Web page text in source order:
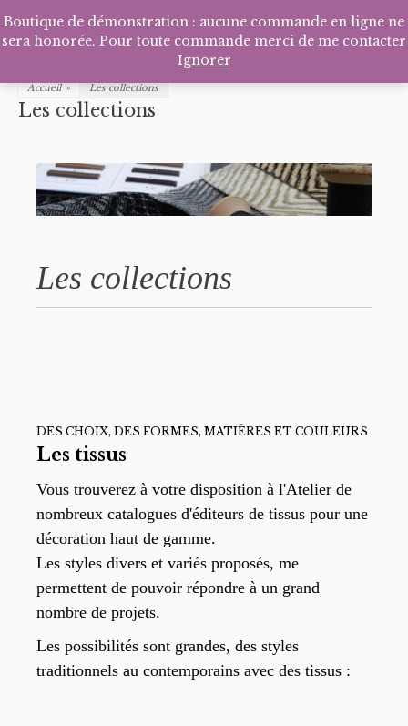
Facebook
Pinterest
Tél
Accueil » Les collections
Les collections
Les collections
DES CHOIX, DES FORMES, MATIÈRES ET COULEURS
Les tissus
Vous trouverez à votre disposition à l'Atelier de
nombreux catalogues d'éditeurs de tissus pour une
décoration haut de gamme.
Les styles divers et variés proposés, me
permettent de pouvoir répondre à un grand
nombre de projets.
Les possibilités sont grandes, des styles
traditionnels au contemporains avec des tissus :
Boutique de démonstration : aucune commande en ligne ne
sera honorée. Pour toute commande merci de me contacter
Ignorer